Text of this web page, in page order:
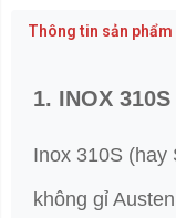
Thông tin sản phẩm
1. INOX
Inox 310S (hay
không gỉ